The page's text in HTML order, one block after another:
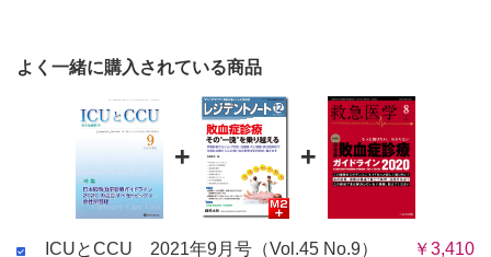
よく一緒に購入されている商品
+ +
ICUとCCU 2021年9月号（Vol.45 No.9）
￥3,410